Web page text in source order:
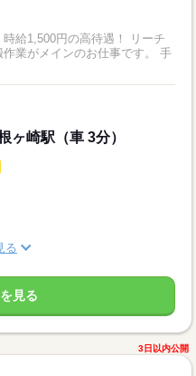
円の高待遇！ リーチ
がメインのお仕事です。 手
ヶ崎駅（車 3分）
る
見る
3日以内公開